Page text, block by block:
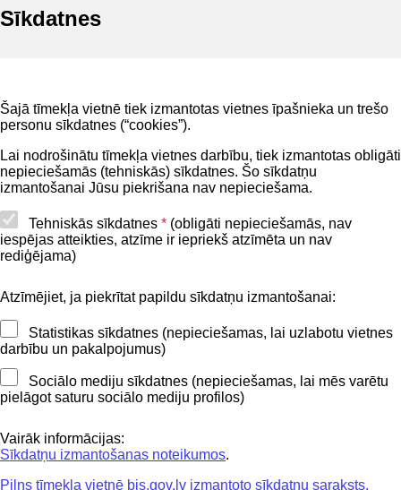
Sīkdatnes
Šajā tīmekļa vietnē tiek izmantotas vietnes īpašnieka un trešo
personu sīkdatnes (“cookies”).
Lai nodrošinātu tīmekļa vietnes darbību, tiek izmantotas obligāti
nepieciešamās (tehniskās) sīkdatnes. Šo sīkdatņu
izmantošanai Jūsu piekrišana nav nepieciešama.
Tehniskās sīkdatnes * (obligāti nepieciešamās, nav
iespējas atteikties, atzīme ir iepriekš atzīmēta un nav
rediģējama)
Atzīmējiet, ja piekrītat papildu sīkdatņu izmantošanai:
Statistikas sīkdatnes (nepieciešamas, lai uzlabotu vietnes
darbību un pakalpojumus)
Sociālo mediju sīkdatnes (nepieciešamas, lai mēs varētu
pielāgot saturu sociālo mediju profilos)
Vairāk informācijas:
Sīkdatņu izmantošanas noteikumos.
Pilns tīmekļa vietnē bis.gov.lv izmantoto sīkdatņu saraksts.
Privātuma politika
Lapas karte
Piekļūstamības paziņojums
Kontakti
BIS atbalsta dienesta tālrunis:
Sekojiet mums